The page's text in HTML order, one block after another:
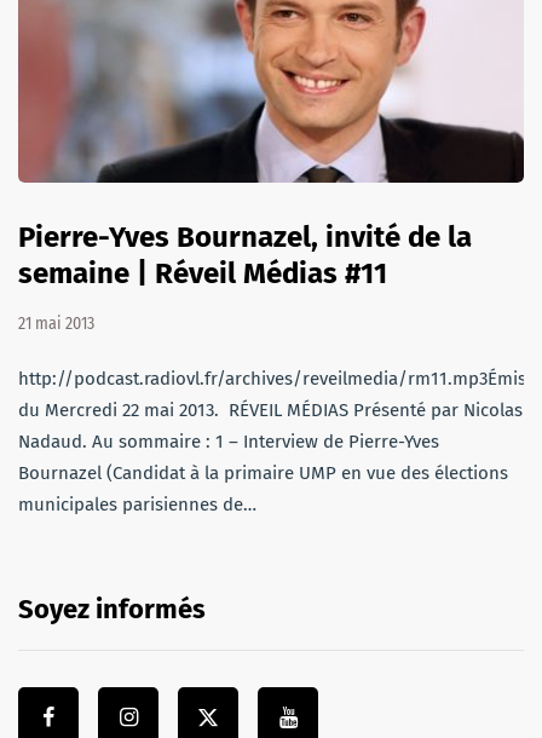
Pierre-Yves Bournazel, invité de la
semaine | Réveil Médias #11
21 mai 2013
http://podcast.radiovl.fr/archives/reveilmedia/
du Mercredi 22 mai 2013. RÉVEIL MÉDIAS Présenté par Nicolas
Nadaud. Au sommaire : 1 – Interview de Pierre-Yves
Bournazel (Candidat à la primaire UMP en vue des élections
municipales parisiennes de…
Soyez informés